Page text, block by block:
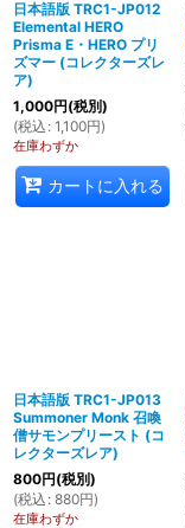
日本語版 TRC1-JP012
Elemental HERO
Prisma E・HERO プリ
ズマー (コレクターズレ
ア)
1,000円(税別)
(税込 : 1,100円)
在庫わずか
カートに入れる
日本語版 TRC1-JP013
Summoner Monk 召喚
僧サモンプリースト (コ
レクターズレア)
800円(税別)
(税込 : 880円)
在庫わずか